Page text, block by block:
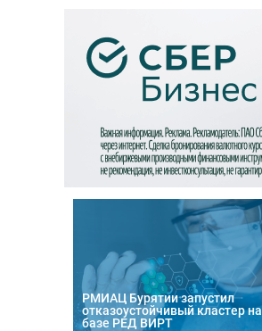
РМИАЦ Бурятии запустил
отказоустойчивый кластер на
базе РЕД ВИРТ